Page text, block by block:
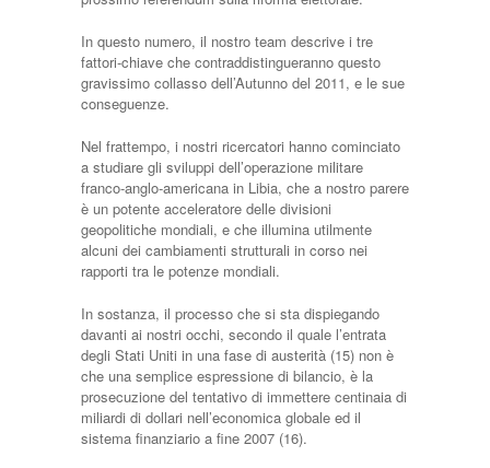
In questo numero, il nostro team descrive i tre
fattori-chiave che contraddistingueranno questo
gravissimo collasso dell’Autunno del 2011, e le sue
conseguenze.
Nel frattempo, i nostri ricercatori hanno cominciato
a studiare gli sviluppi dell’operazione militare
franco-anglo-americana in Libia, che a nostro parere
è un potente acceleratore delle divisioni
geopolitiche mondiali, e che illumina utilmente
alcuni dei cambiamenti strutturali in corso nei
rapporti tra le potenze mondiali.
In sostanza, il processo che si sta dispiegando
davanti ai nostri occhi, secondo il quale l’entrata
degli Stati Uniti in una fase di austerità (15) non è
che una semplice espressione di bilancio, è la
prosecuzione del tentativo di immettere centinaia di
miliardi di dollari nell’economica globale ed il
sistema finanziario a fine 2007 (16).